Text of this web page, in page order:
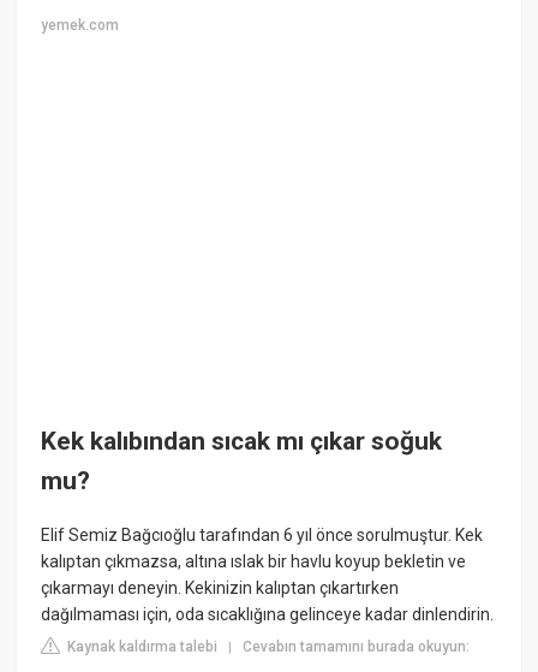
yemek.com
Kek kalıbından sıcak mı çıkar soğuk
mu?
Elif Semiz Bağcıoğlu tarafından 6 yıl önce sorulmuştur. Kek
kalıptan çıkmazsa, altına ıslak bir havlu koyup bekletin ve
çıkarmayı deneyin. Kekinizin kalıptan çıkartırken
dağılmaması için, oda sıcaklığına gelinceye kadar dinlendirin.
Kaynak kaldırma talebi |Cevabın tamamını burada okuyun: